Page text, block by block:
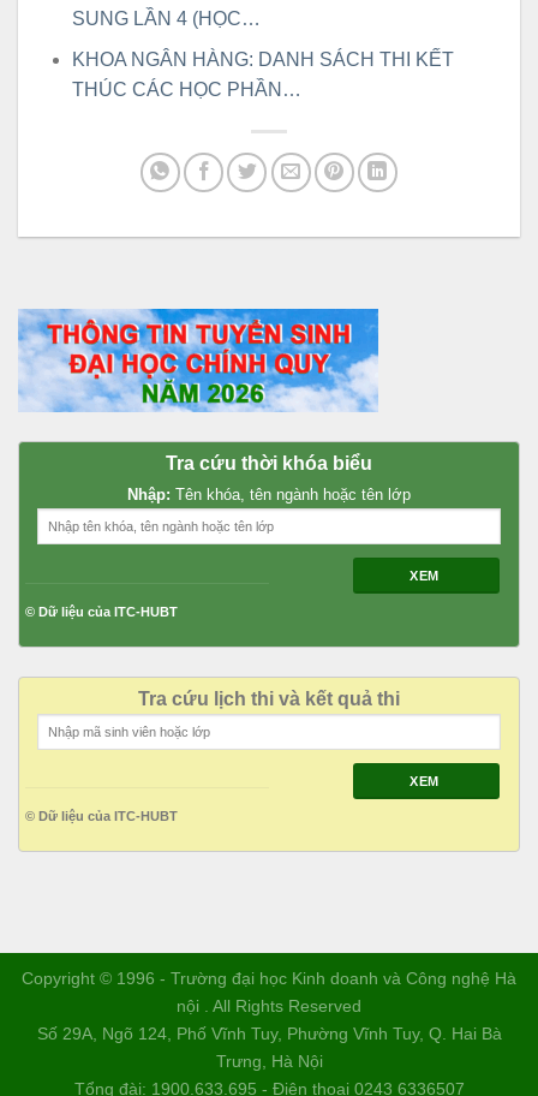
SUNG LẦN 4 (HỌC…
KHOA NGÂN HÀNG: DANH SÁCH THI KẾT
THÚC CÁC HỌC PHẦN…
Tra cứu thời khóa biểu
Nhập: Tên khóa, tên ngành hoặc tên lớp
XEM
© Dữ liệu của ITC-HUBT
Tra cứu lịch thi và kết quả thi
XEM
© Dữ liệu của ITC-HUBT
Copyright © 1996 - Trường đại học Kinh doanh và Công nghệ Hà
nội . All Rights Reserved
Số 29A, Ngõ 124, Phố Vĩnh Tuy, Phường Vĩnh Tuy, Q. Hai Bà
Trưng, Hà Nội
Tổng đài: 1900.633.695 - Điện thoại 0243 6336507